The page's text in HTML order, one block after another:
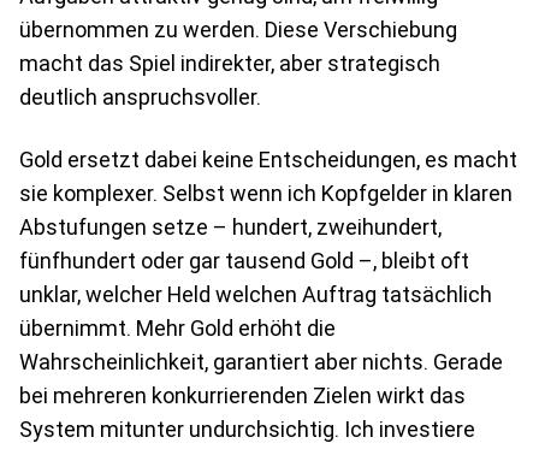
übernommen zu werden. Diese Verschiebung
macht das Spiel indirekter, aber strategisch
deutlich anspruchsvoller.
Gold ersetzt dabei keine Entscheidungen, es macht
sie komplexer. Selbst wenn ich Kopfgelder in klaren
Abstufungen setze – hundert, zweihundert,
fünfhundert oder gar tausend Gold –, bleibt oft
unklar, welcher Held welchen Auftrag tatsächlich
übernimmt. Mehr Gold erhöht die
Wahrscheinlichkeit, garantiert aber nichts. Gerade
bei mehreren konkurrierenden Zielen wirkt das
System mitunter undurchsichtig. Ich investiere